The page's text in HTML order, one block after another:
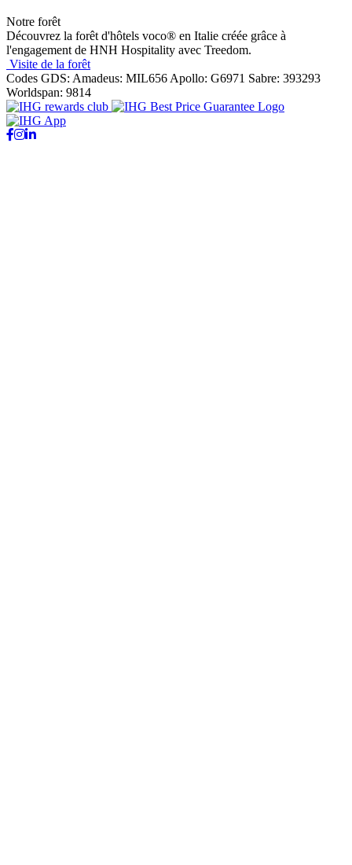
Notre forêt
Découvrez la forêt d'hôtels voco® en Italie créée grâce à
l'engagement de HNH Hospitality avec Treedom.
Visite de la forêt
Codes GDS: Amadeus: MIL656 Apollo: G6971 Sabre: 393293
Worldspan: 9814